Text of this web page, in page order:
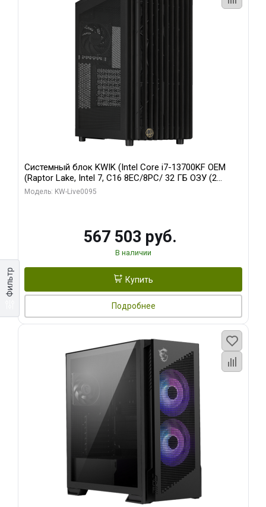
Фильтр
Системный блок KWIK (Intel Core i7-13700KF OEM
(Raptor Lake, Intel 7, C16 8EC/8PC/ 32 ГБ ОЗУ (2
модуля)/ Afox RTX4090 24GB GDDR6X 384-Bit 3xDP
Модель: KW-Live0095
567 503 руб.
В наличии
Купить
Подробнее